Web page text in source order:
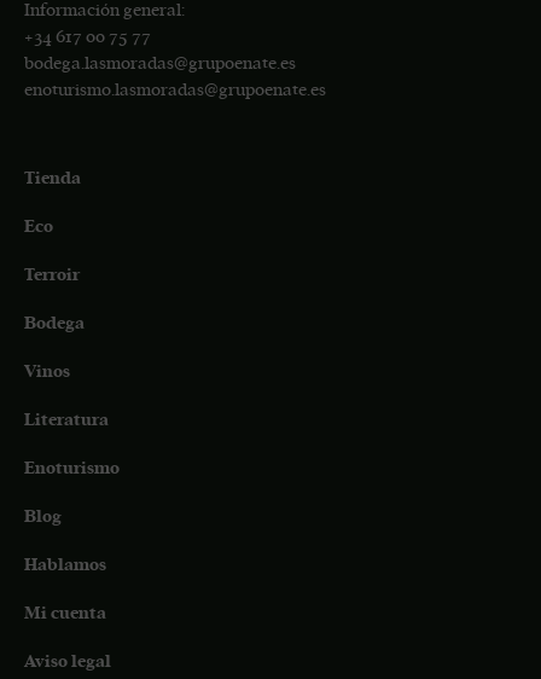
Información general:
+34 617 00 75 77
bodega.lasmoradas@grupoenate.es
enoturismo.lasmoradas@grupoenate.es
Tienda
Eco
Terroir
Bodega
Vinos
Literatura
Enoturismo
Blog
Hablamos
Mi cuenta
Aviso legal